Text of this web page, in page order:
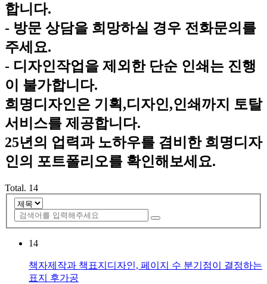
합니다.
- 방문 상담을 희망하실 경우 전화문의를
주세요.
- 디자인작업을 제외한 단순 인쇄는 진행
이 불가합니다.
희명디자인은 기획,디자인,인쇄까지 토탈
서비스를 제공합니다.
25년의 업력과 노하우를 겸비한 희명디자
인의 포트폴리오를 확인해보세요.
Total. 14
14
책자제작과 책표지디자인, 페이지 수 분기점이 결정하는
표지 후가공